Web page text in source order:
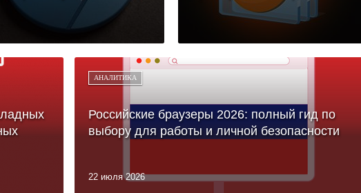
АНАЛИТИКА
Российские браузеры 2026: полный гид по
выбору для работы и личной безопасности
22 июля 2026